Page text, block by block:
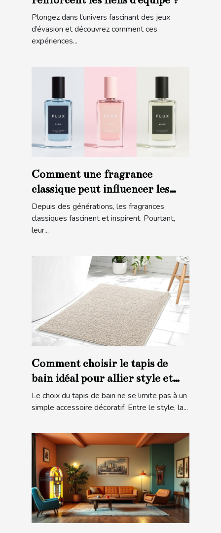
Plongez dans l’univers fascinant des jeux
d’évasion et découvrez comment ces
expériences...
Comment une fragrance
classique peut influencer les
tendances modernes ?
Depuis des générations, les fragrances
classiques fascinent et inspirent. Pourtant,
leur...
Comment choisir le tapis de
bain idéal pour allier style et
sécurité ?
Le choix du tapis de bain ne se limite pas à un
simple accessoire décoratif. Entre le style, la...